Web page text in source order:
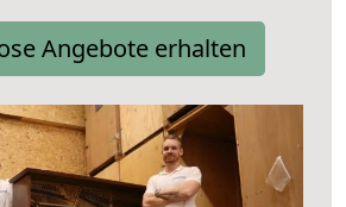
Angebote erhalten